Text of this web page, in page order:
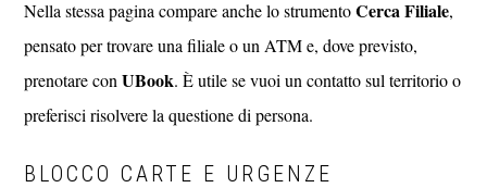
Nella stessa pagina compare anche lo strumentoCerca Filiale,
pensato per trovare una filiale o un ATM e, dove previsto,
prenotare conUBook. È utile se vuoi un contatto sul territorio o
preferisci risolvere la questione di persona.
BLOCCO CARTE E URGENZE